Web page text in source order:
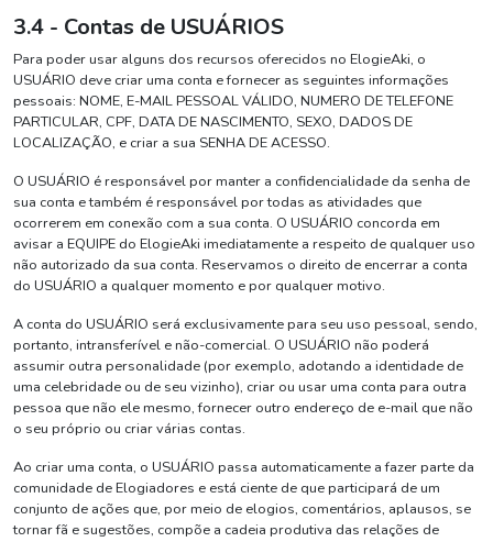
3.4 - Contas de USUÁRIOS
Para poder usar alguns dos recursos oferecidos no ElogieAki, o
USUÁRIO deve criar uma conta e fornecer as seguintes informações
pessoais: NOME, E-MAIL PESSOAL VÁLIDO, NUMERO DE TELEFONE
PARTICULAR, CPF, DATA DE NASCIMENTO, SEXO, DADOS DE
LOCALIZAÇÃO, e criar a sua SENHA DE ACESSO.
O USUÁRIO é responsável por manter a confidencialidade da senha de
sua conta e também é responsável por todas as atividades que
ocorrerem em conexão com a sua conta. O USUÁRIO concorda em
avisar a EQUIPE do ElogieAki imediatamente a respeito de qualquer uso
não autorizado da sua conta. Reservamos o direito de encerrar a conta
do USUÁRIO a qualquer momento e por qualquer motivo.
A conta do USUÁRIO será exclusivamente para seu uso pessoal, sendo,
portanto, intransferível e não-comercial. O USUÁRIO não poderá
assumir outra personalidade (por exemplo, adotando a identidade de
uma celebridade ou de seu vizinho), criar ou usar uma conta para outra
pessoa que não ele mesmo, fornecer outro endereço de e-mail que não
o seu próprio ou criar várias contas.
Ao criar uma conta, o USUÁRIO passa automaticamente a fazer parte da
comunidade de Elogiadores e está ciente de que participará de um
conjunto de ações que, por meio de elogios, comentários, aplausos, se
tornar fã e sugestões, compõe a cadeia produtiva das relações de